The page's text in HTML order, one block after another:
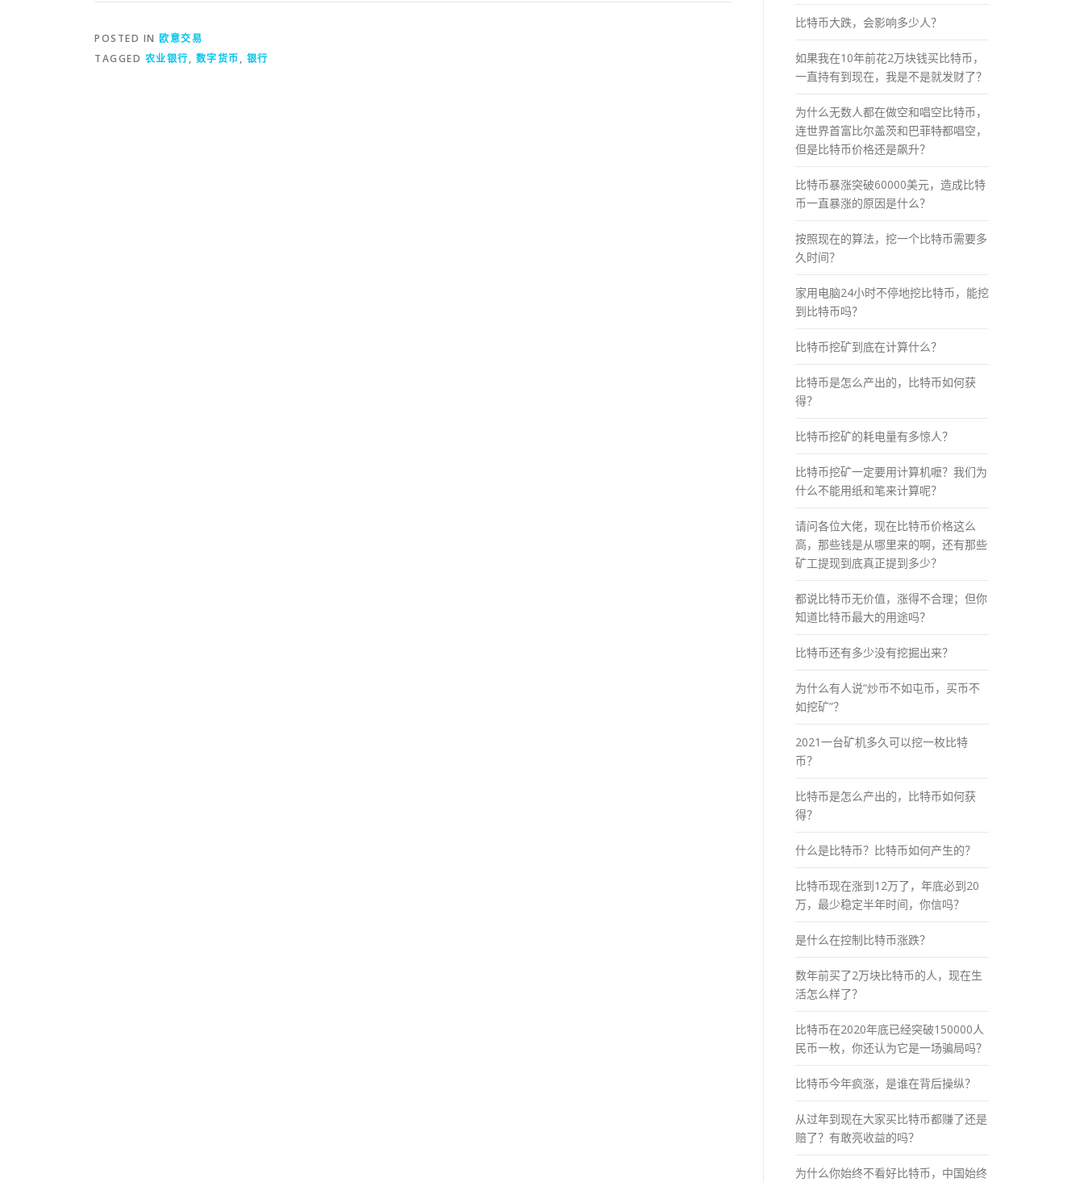
POSTED IN 欧意交易
TAGGED 农业银行, 数字货币, 银行
比特币大跌，会影响多少人？
如果我在10年前花2万块钱买比特币，
一直持有到现在，我是不是就发财了？
为什么无数人都在做空和唱空比特币，
连世界首富比尔盖茨和巴菲特都唱空，
但是比特币价格还是飙升？
比特币暴涨突破60000美元，造成比特
币一直暴涨的原因是什么？
按照现在的算法，挖一个比特币需要多
久时间？
家用电脑24小时不停地挖比特币，能挖
到比特币吗？
比特币挖矿到底在计算什么？
比特币是怎么产出的，比特币如何获
得？
比特币挖矿的耗电量有多惊人？
比特币挖矿一定要用计算机嚒？我们为
什么不能用纸和笔来计算呢？
请问各位大佬，现在比特币价格这么
高，那些钱是从哪里来的啊，还有那些
矿工提现到底真正提到多少？
都说比特币无价值，涨得不合理；但你
知道比特币最大的用途吗？
比特币还有多少没有挖掘出来？
为什么有人说“炒币不如屯币，买币不
如挖矿”？
2021一台矿机多久可以挖一枚比特
币？
比特币是怎么产出的，比特币如何获
得？
什么是比特币？比特币如何产生的？
比特币现在涨到12万了，年底必到20
万，最少稳定半年时间，你信吗？
是什么在控制比特币涨跌？
数年前买了2万块比特币的人，现在生
活怎么样了？
比特币在2020年底已经突破150000人
民币一枚，你还认为它是一场骗局吗？
比特币今年疯涨，是谁在背后操纵？
从过年到现在大家买比特币都赚了还是
赔了？有敢亮收益的吗？
为什么你始终不看好比特币，中国始终